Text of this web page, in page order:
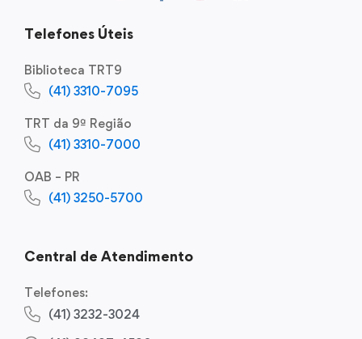
Telefones Úteis
Biblioteca TRT9
(41) 3310-7095
TRT da 9ª Região
(41) 3310-7000
OAB – PR
(41) 3250-5700
Central de Atendimento
Telefones:
(41) 3232-3024